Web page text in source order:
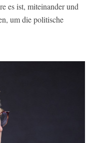
es ist, miteinander und
um die politische